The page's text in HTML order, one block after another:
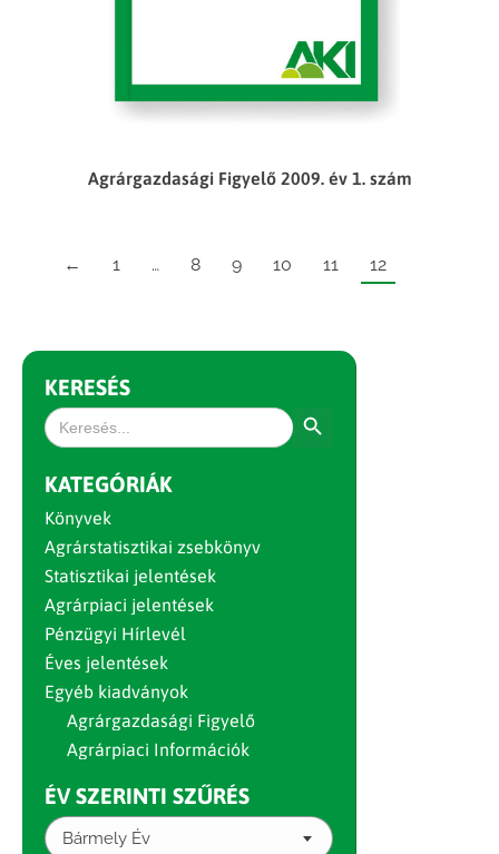
Agrárgazdasági Figyelő 2009. év 1. szám
← 1 … 8 9 10 11 12
KERESÉS
Search
for:
KATEGÓRIÁK
Könyvek
Agrárstatisztikai zsebkönyv
Statisztikai jelentések
Agrárpiaci jelentések
Pénzügyi Hírlevél
Éves jelentések
Egyéb kiadványok
Agrárgazdasági Figyelő
Agrárpiaci Információk
ÉV SZERINTI SZŰRÉS
Bármely Év